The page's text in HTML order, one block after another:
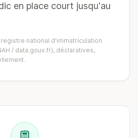
en place court jusqu'au
national d'immatriculation
/ data.gouv.fr), déclaratives,